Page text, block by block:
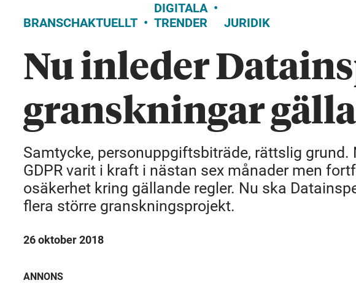
BRANSCHAKTUELLT
DIGITALA
TRENDER
JURIDIK
Nu inleder
granskningar
Samtycke, personuppgiftsbiträde, rättslig
GDPR varit i kraft i nästan sex månader men
osäkerhet kring gällande regler. Nu ska
flera större granskningsprojekt.
26 oktober 2018
ANNONS